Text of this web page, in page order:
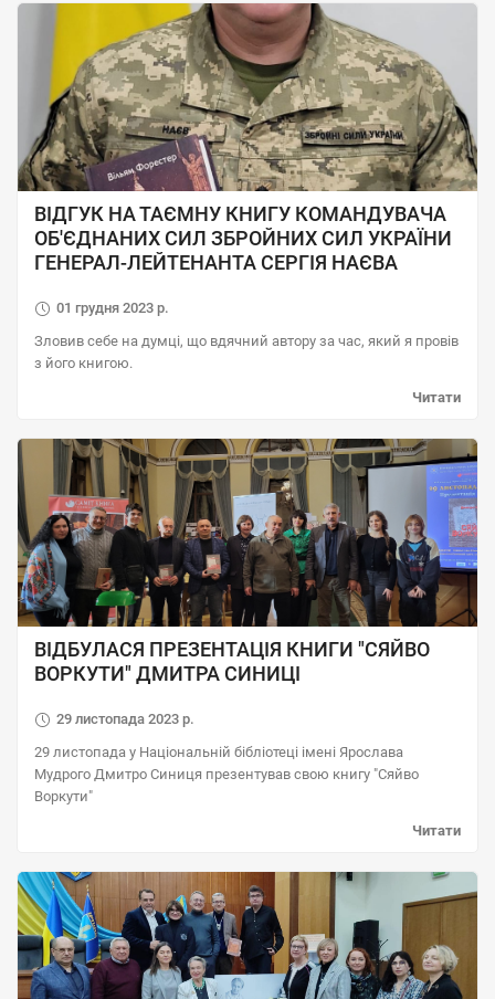
ВІДГУК НА ТАЄМНУ КНИГУ КОМАНДУВАЧА
ОБ'ЄДНАНИХ СИЛ ЗБРОЙНИХ СИЛ УКРАЇНИ
ГЕНЕРАЛ-ЛЕЙТЕНАНТА СЕРГІЯ НАЄВА
01 грудня 2023 р.
Зловив себе на думці, що вдячний автору за час, який я провів
з його книгою.
Читати
ВІДБУЛАСЯ ПРЕЗЕНТАЦІЯ КНИГИ "СЯЙВО
ВОРКУТИ" ДМИТРА СИНИЦІ
29 листопада 2023 р.
29 листопада у Національній бібліотеці імені Ярослава
Мудрого Дмитро Синиця презентував свою книгу "Сяйво
Воркути"
Читати